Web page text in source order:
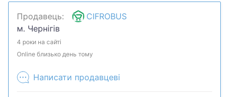
товара: Коробка,AUX,microUSB.Хотите скидку?
Давайте обсудим. Предложите свою цену и мы
посмотрим, что сможем сделать.Уточняйте
наличие и комплектацию у менеджера. Товар
может быть продан в розничном магазине.
Продавець:
CIFROBUS
м. Чернігів
4 роки на сайті
Online близько день тому
Написати продавцеві